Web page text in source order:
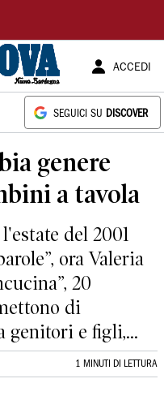
ACCEDI
SEGUICI SU DISCOVER
genere
a tavola
del 2001
ora Valeria
20
di
genitori e figli,...
1 MINUTI DI LETTURA